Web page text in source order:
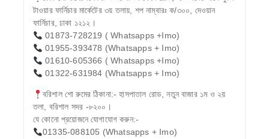
টাওয়ার ফার্নিচার মার্কেটের ৩য় তলায়, শপ নাম্বারঃ ক/৩০০, দেওয়ান
ফার্নিচার, ঢাকা ১২১২।
01873-728219 ( Whatsapps +Imo)
01955-393478 (Whatsapps + Imo)
01610-605366 ( Whatsapps +Imo)
01322-631984 (Whatsapps + Imo)
বরিশাল শো রুমের ঠিকানা:- হাসপাতাল রোড, নতুন বাজার ১ম ও ২য়
তলা, বরিশাল সদর -৮২০০।
যে কোনো প্রয়োজনে যোগাযোগ করুন:-
01335-088105 (Whatsapps + Imo)